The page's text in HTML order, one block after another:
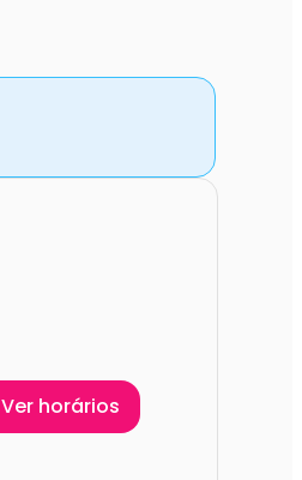
Ver horários